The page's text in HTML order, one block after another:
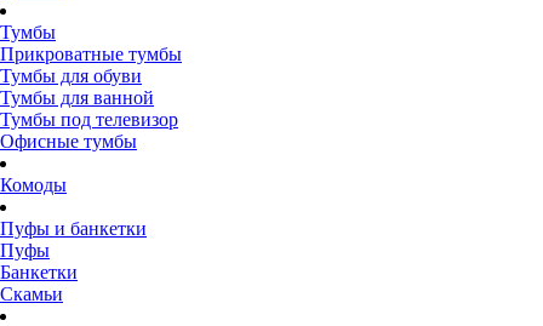
Тумбы
Прикроватные тумбы
Тумбы для обуви
Тумбы для ванной
Тумбы под телевизор
Офисные тумбы
Комоды
Пуфы и банкетки
Пуфы
Банкетки
Скамьи